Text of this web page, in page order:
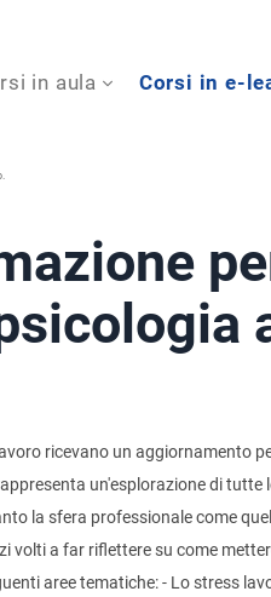
in aula Corsi in e-
ricevano un aggiornamento
un'esplorazione di tutte
la sfera professionale come
volti a far riflettere su come
aree tematiche: - Lo stress